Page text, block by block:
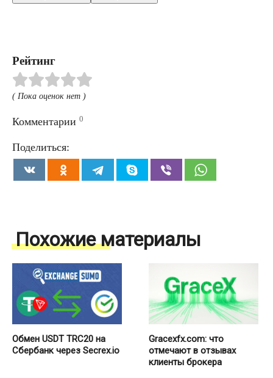
Рейтинг
( Пока оценок нет )
Комментарии 0
Поделиться:
Похожие материалы
Обмен USDT TRC20 на
Сбербанк через Secrex.io
Gracexfx.com: что
отмечают в отзывах
клиенты брокера